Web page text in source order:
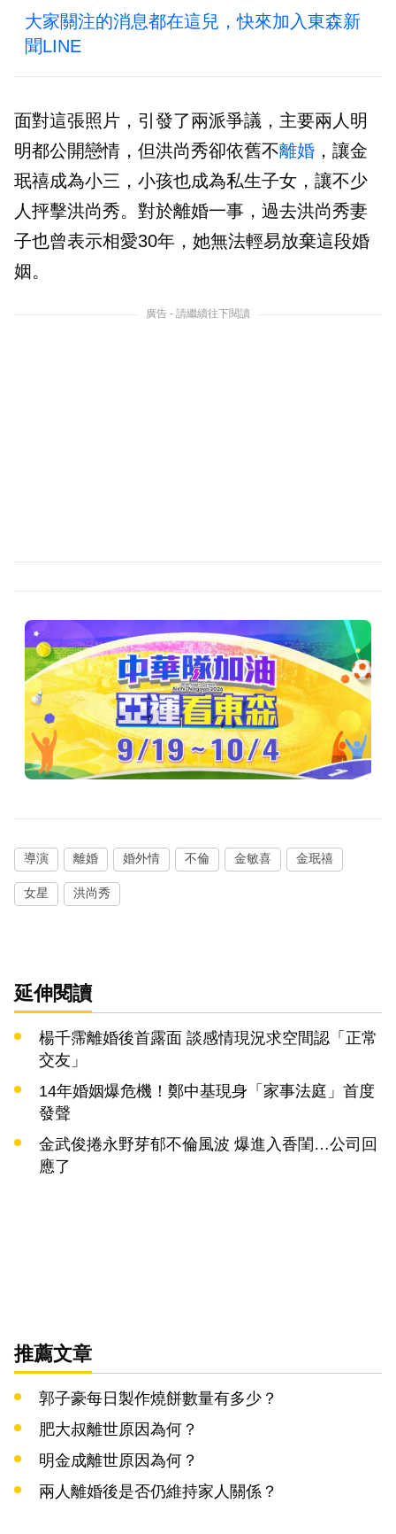
大家關注的消息都在這兒，快來加入東森新
聞LINE
面對這張照片，引發了兩派爭議，主要兩人明
明都公開戀情，但洪尚秀卻依舊不離婚 ，讓金
珉禧成為小三，小孩也成為私生子女，讓不少
人抨擊洪尚秀。對於離婚一事，過去洪尚秀妻
子也曾表示相愛30年，她無法輕易放棄這段婚
姻。
廣告 - 請繼續往下閱讀
導演 離婚 婚外情 不倫 金敏喜 金珉禧
女星 洪尚秀
延伸閱讀
楊千霈離婚後首露面 談感情現況求空間認「正常
交友」
14年婚姻爆危機！鄭中基現身「家事法庭」首度
發聲
金武俊捲永野芽郁不倫風波 爆進入香閨…公司回
應了
推薦文章
郭子豪每日製作燒餅數量有多少？
肥大叔離世原因為何？
明金成離世原因為何？
兩人離婚後是否仍維持家人關係？